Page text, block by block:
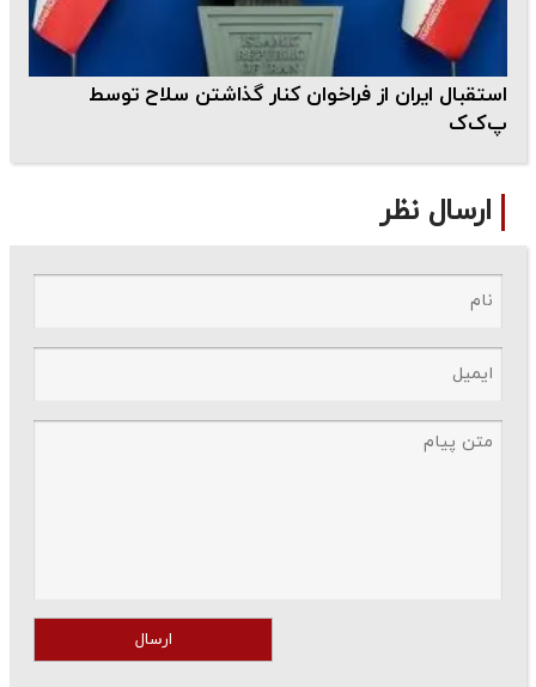
استقبال ایران از فراخوان کنار گذاشتن سلاح توسط
پ‌ک‌ک
ارسال نظر
ارسال